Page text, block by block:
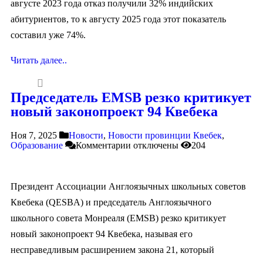
августе 2023 года отказ получили 32% индийских
абитуриентов, то к августу 2025 года этот показатель
составил уже 74%.​
Читать далее..
Председатель EMSB резко критикует
новый законопроект 94 Квебека
Ноя 7, 2025 Новости, Новости провинции Квебек,
Образование
Комментарии отключены 204
Президент Ассоциации Англоязычных школьных советов
Квебека (QESBA) и председатель Англоязычного
школьного совета Монреаля (EMSB) резко критикует
новый законопроект 94 Квебека, называя его
несправедливым расширением закона 21, который